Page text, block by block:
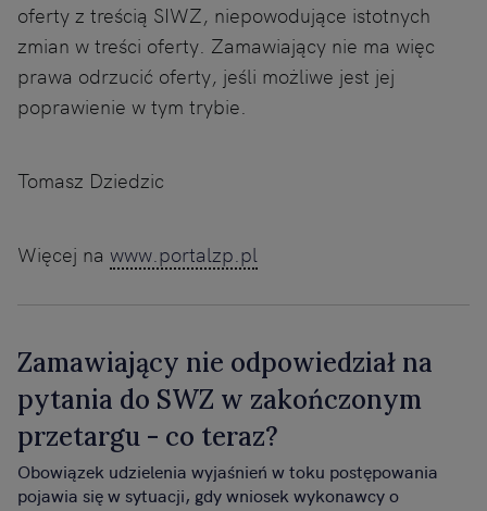
oferty z treścią SIWZ, niepowodujące istotnych
zmian w treści oferty. Zamawiający nie ma więc
prawa odrzucić oferty, jeśli możliwe jest jej
poprawienie w tym trybie.
Tomasz Dziedzic
Więcej na www.portalzp.pl
Zamawiający nie odpowiedział na
pytania do SWZ w zakończonym
przetargu - co teraz?
Obowiązek udzielenia wyjaśnień w toku postępowania
pojawia się w sytuacji, gdy wniosek wykonawcy o